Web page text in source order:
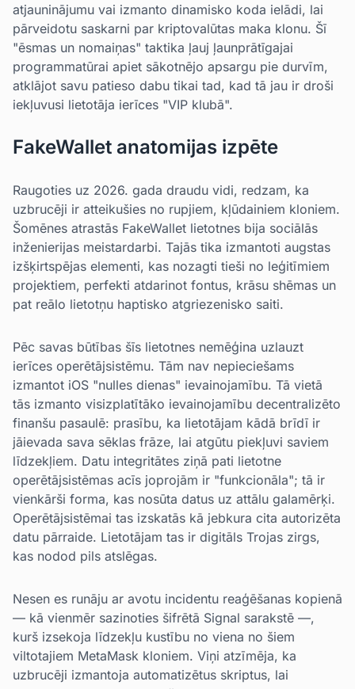
atjauninājumu vai izmanto dinamisko koda ielādi, lai
pārveidotu saskarni par kriptovalūtas maka klonu. Šī
"ēsmas un nomaiņas" taktika ļauj ļaunprātīgajai
programmatūrai apiet sākotnējo apsargu pie durvīm,
atklājot savu patieso dabu tikai tad, kad tā jau ir droši
iekļuvusi lietotāja ierīces "VIP klubā".
FakeWallet anatomijas izpēte
Raugoties uz 2026. gada draudu vidi, redzam, ka
uzbrucēji ir atteikušies no rupjiem, kļūdainiem kloniem.
Šomēnes atrastās FakeWallet lietotnes bija sociālās
inženierijas meistardarbi. Tajās tika izmantoti augstas
izšķirtspējas elementi, kas nozagti tieši no leģitīmiem
projektiem, perfekti atdarinot fontus, krāsu shēmas un
pat reālo lietotņu haptisko atgriezenisko saiti.
Pēc savas būtības šīs lietotnes nemēģina uzlauzt
ierīces operētājsistēmu. Tām nav nepieciešams
izmantot iOS "nulles dienas" ievainojamību. Tā vietā
tās izmanto visizplatītāko ievainojamību decentralizēto
finanšu pasaulē: prasību, ka lietotājam kādā brīdī ir
jāievada sava sēklas frāze, lai atgūtu piekļuvi saviem
līdzekļiem. Datu integritātes ziņā pati lietotne
operētājsistēmas acīs joprojām ir "funkcionāla"; tā ir
vienkārši forma, kas nosūta datus uz attālu galamērķi.
Operētājsistēmai tas izskatās kā jebkura cita autorizēta
datu pārraide. Lietotājam tas ir digitāls Trojas zirgs,
kas nodod pils atslēgas.
Nesen es runāju ar avotu incidentu reaģēšanas kopienā
— kā vienmēr sazinoties šifrētā Signal sarakstē —,
kurš izsekoja līdzekļu kustību no viena no šiem
viltotajiem MetaMask kloniem. Viņi atzīmēja, ka
uzbrucēji izmantoja automatizētus skriptus, lai